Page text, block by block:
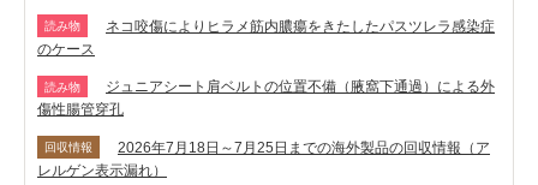
読み物
ネコ咬傷によりヒラメ筋内膿瘍をきたしたパスツレラ感染症
のケース
読み物
ジュニアシート肩ベルトの位置不備（腋窩下通過）による外
傷性腸管穿孔
回収情報
2026年7月18日～7月25日までの海外製品の回収情報（ア
レルゲン表示漏れ）